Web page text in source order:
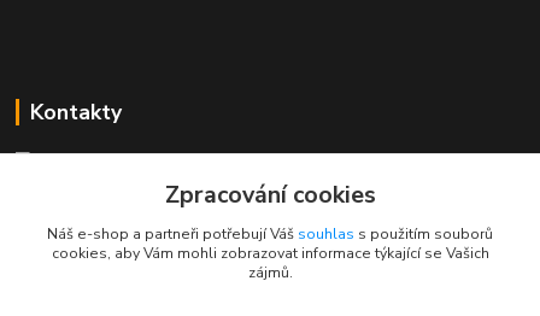
Kontakty
+420 725 613 837
info@rajklubicek.cz
Zpracování cookies
Náš e-shop a partneři potřebují Váš souhlas s použitím souborů
cookies, aby Vám mohli zobrazovat informace týkající se Vašich
zájmů.